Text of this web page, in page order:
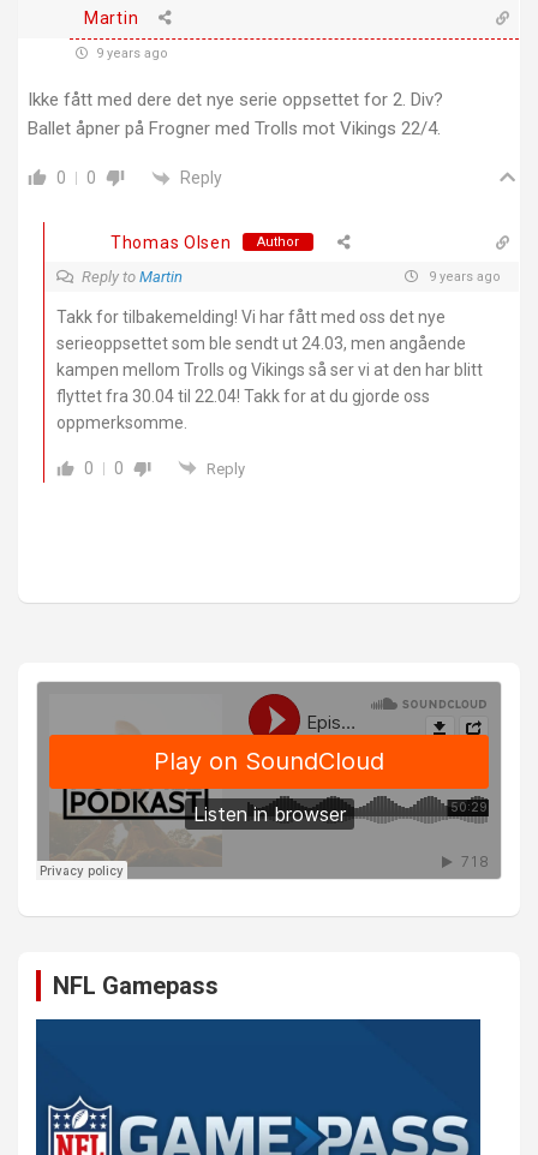
Martin
9 years ago
Ikke fått med dere det nye serie oppsettet for 2. Div?
Ballet åpner på Frogner med Trolls mot Vikings 22/4.
0 0 Reply
Thomas Olsen Author
Reply to Martin 9 years ago
Takk for tilbakemelding! Vi har fått med oss det nye
serieoppsettet som ble sendt ut 24.03, men angående
kampen mellom Trolls og Vikings så ser vi at den har blitt
flyttet fra 30.04 til 22.04! Takk for at du gjorde oss
oppmerksomme.
0 0 Reply
NFL Gamepass